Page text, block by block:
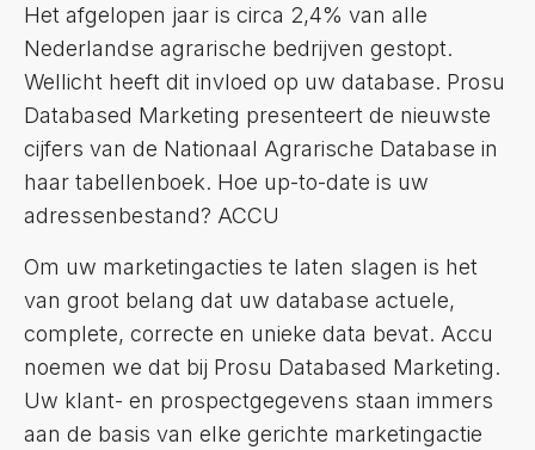
Het afgelopen jaar is circa 2,4% van alle
Nederlandse agrarische bedrijven gestopt.
Wellicht heeft dit invloed op uw database. Prosu
Databased Marketing presenteert de nieuwste
cijfers van de Nationaal Agrarische Database in
haar tabellenboek. Hoe up-to-date is uw
adressenbestand? ACCU
Om uw marketingacties te laten slagen is het
van groot belang dat uw database actuele,
complete, correcte en unieke data bevat. Accu
noemen we dat bij Prosu Databased Marketing.
Uw klant- en prospectgegevens staan immers
aan de basis van elke gerichte marketingactie